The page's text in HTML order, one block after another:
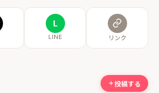
L
LINE リンク
投稿する